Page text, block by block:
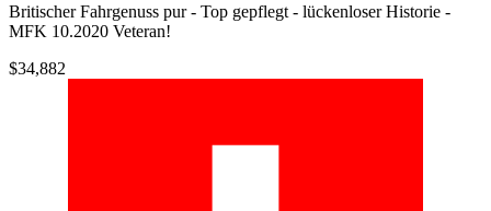
Britischer Fahrgenuss pur - Top gepflegt - lückenloser Historie -
MFK 10.2020 Veteran!
$34,882